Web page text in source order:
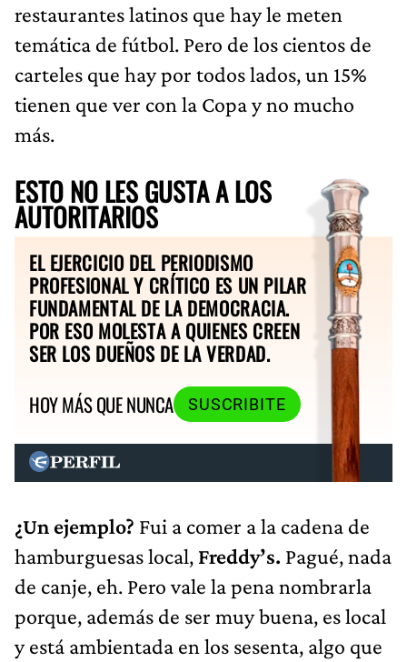
restaurantes latinos que hay le meten
temática de fútbol. Pero de los cientos de
carteles que hay por todos lados, un 15%
tienen que ver con la Copa y no mucho
más.
ESTO NO LES GUSTA A LOS
AUTORITARIOS
EL EJERCICIO DEL PERIODISMO
PROFESIONAL Y CRÍTICO ES UN PILAR
FUNDAMENTAL DE LA DEMOCRACIA.
POR ESO MOLESTA A QUIENES CREEN
SER LOS DUEÑOS DE LA VERDAD.
HOY MÁS QUE NUNCA
SUSCRIBITE
¿Un ejemplo? Fui a comer a la cadena de
hamburguesas local, Freddy’s. Pagué, nada
de canje, eh. Pero vale la pena nombrarla
porque, además de ser muy buena, es local
y está ambientada en los sesenta, algo que